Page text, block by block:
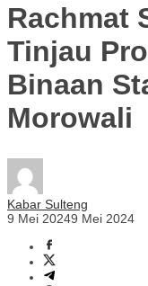
Rachmat
Tinjau
Binaan
Morowali
Kabar Sulteng
9 Mei 20249 Mei 2024